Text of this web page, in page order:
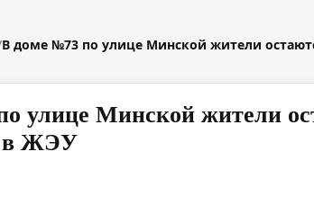
В доме №73 по улице Минской жители
улице Минской жители
в ЖЭУ